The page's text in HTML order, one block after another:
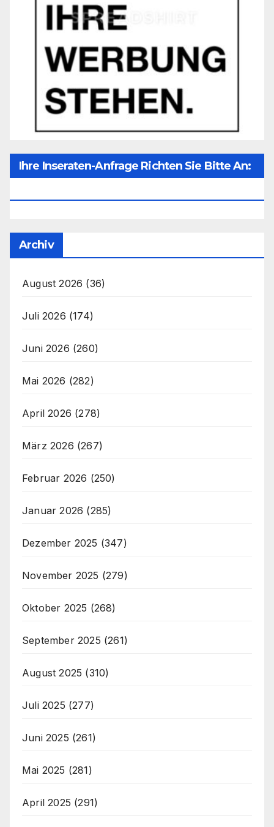
Ihre Inseraten-Anfrage Richten Sie Bitte An:
Archiv
August 2026 (36)
Juli 2026 (174)
Juni 2026 (260)
Mai 2026 (282)
April 2026 (278)
März 2026 (267)
Februar 2026 (250)
Januar 2026 (285)
Dezember 2025 (347)
November 2025 (279)
Oktober 2025 (268)
September 2025 (261)
August 2025 (310)
Juli 2025 (277)
Juni 2025 (261)
Mai 2025 (281)
April 2025 (291)